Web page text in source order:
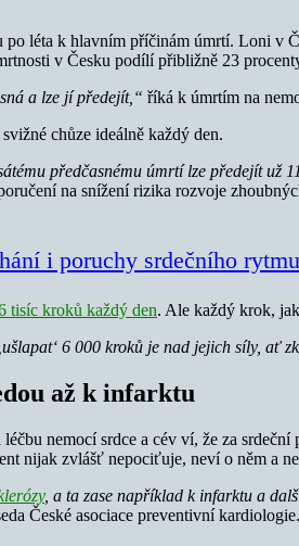
po léta k hlavním příčinám úmrtí. Loni v
v Česku podílí přibližně 23
a lze jí předejít,“ říká k úmrtím na
chůze ideálně každý den.
předčasnému úmrtí lze předejít
na snížení rizika rozvoje
i poruchy srdečního
tisíc kroků každý den. Ale každý krok,
6 000 kroků je nad jejich síly, ať
až k infarktu
nemocí srdce a cév ví, že za
nijak zvlášť nepociťuje, neví o něm a
, a ta zase například k infarktu a
České asociace preventivní kardiologie.